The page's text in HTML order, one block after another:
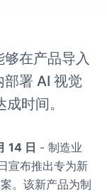
在产品导入
署 AI 视觉
时间。
14 日 - 制造业
宣布推出专为新
。该新产品为制